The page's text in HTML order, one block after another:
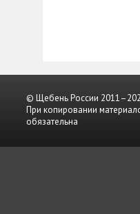
© Щебень России
При копировании
обязательна